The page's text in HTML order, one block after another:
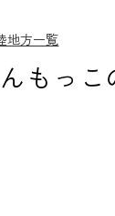
地方一覧
もっこ